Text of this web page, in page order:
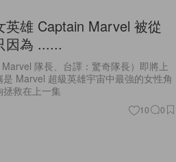
英雄 Captain Marvel 被從
因為 ......
隊長、台譯：驚奇隊長）即將上
Marvel 超級英雄宇宙中最強的女性角
救在上一集
10 0